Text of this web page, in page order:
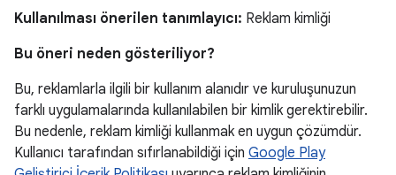
Kullanılması önerilen tanımlayıcı: Reklam kimliği
Bu öneri neden gösteriliyor?
Bu, reklamlarla ilgili bir kullanım alanıdır ve kuruluşunuzun
farklı uygulamalarında kullanılabilen bir kimlik gerektirebilir.
Bu nedenle, reklam kimliği kullanmak en uygun çözümdür.
Kullanıcı tarafından sıfırlanabildiği için Google Play